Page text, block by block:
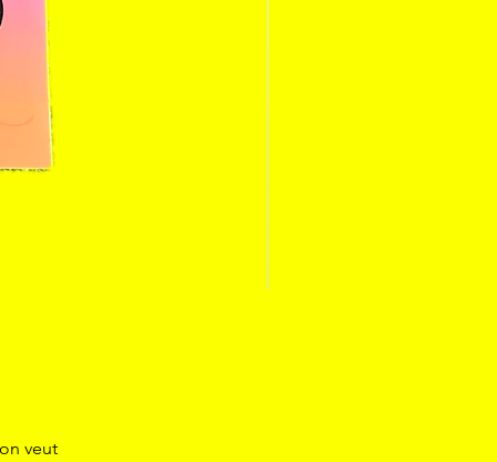
veut